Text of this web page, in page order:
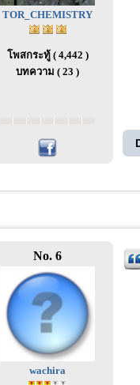
TOR_CHEMISTRY
โพสกระทู้ ( 4,442 )
บทความ ( 23 )
No. 6
wachira